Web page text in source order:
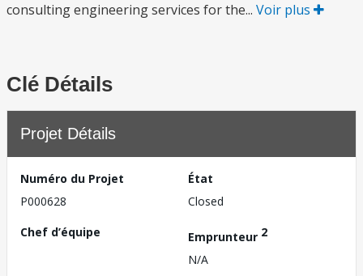
consulting engineering services for the... Voir plus
Clé Détails
Projet Détails
Numéro du Projet
P000628
État
Closed
Chef d’équipe
Emprunteur 2
N/A